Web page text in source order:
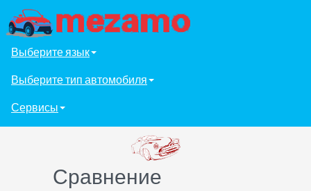
Выберите язык
Выберите тип автомобиля
Сервисы
Сравнение